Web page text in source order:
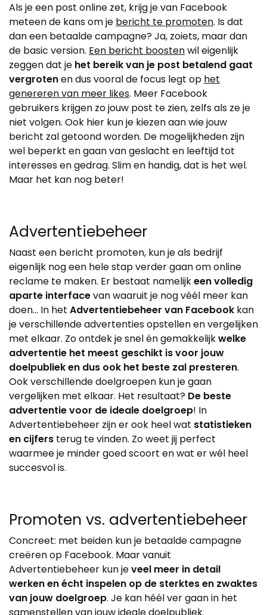
Als je een post online zet, krijg je van Facebook
meteen de kans om je bericht te promoten. Is dat
dan een betaalde campagne? Ja, zoiets, maar dan
de basic version. Een bericht boostenwil eigenlijk
zeggen dat je het bereik van je post betalend gaat
vergrotenen dus vooral de focus legt op het
genereren van meer likes. Meer Facebook
gebruikers krijgen zo jouw post te zien, zelfs als ze je
niet volgen. Ook hier kun je kiezen aan wie jouw
bericht zal getoond worden. De mogelijkheden zijn
wel beperkt en gaan van geslacht en leeftijd tot
interesses en gedrag. Slim en handig, dat is het wel.
Maar het kan nog beter!
Advertentiebeheer
Naast een bericht promoten, kun je als bedrijf
eigenlijk nog een hele stap verder gaan om online
reclame te maken. Er bestaat namelijkeen volledig
aparte interfacevan waaruit je nog véél meer kan
doen… In het Advertentiebeheer van Facebook kan
je verschillende advertenties opstellen en vergelijken
met elkaar. Zo ontdek je snel én gemakkelijkwelke
advertentie het meest geschikt is voor jouw
doelpubliek en dus ook het beste zal presteren.
Ook verschillende doelgroepen kun je gaan
vergelijken met elkaar. Het resultaat? De beste
advertentie voor de ideale doelgroep! In
Advertentiebeheer zijn er ook heel wat statistieken
en cijfers terug te vinden. Zo weet jij perfect
waarmee je minder goed scoort en wat er wél heel
succesvol is.
Promoten vs. advertentiebeheer
Concreet: met beiden kun je betaalde campagne
creëren op Facebook. Maar vanuit
Advertentiebeheer kun jeveel meer in detail
werken en écht inspelen op de sterktes en zwaktes
van jouw doelgroep. Je kan héél ver gaan in het